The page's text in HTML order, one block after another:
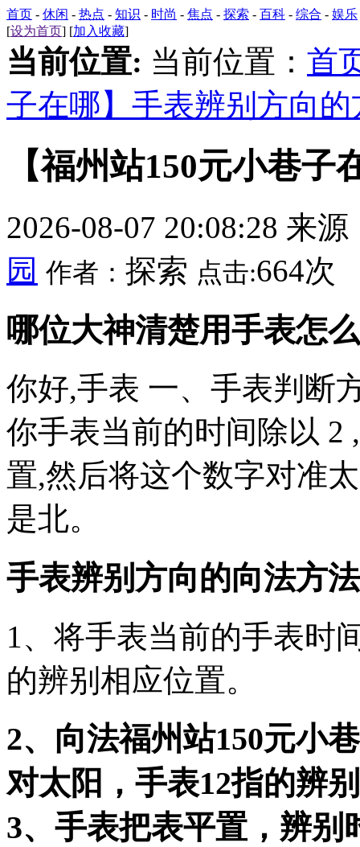
首页 - 休闲 - 热点 - 知识 - 时尚 - 焦点 - 探索 - 百科 - 综合 - 娱乐
[设为首页] [加入收藏]
当前位置: 当前位置： 首
子在哪】手表辨别方向的
【福州站150元小巷
2026-08-07 20:08:28 来源
园 作者： 探索 点击:664次
哪位大神清楚用手表怎
你好,手表 一、手表判断
你手表当前的时间除以 2
置,然后将这个数字对准
是北。
手表辨别方向的向法方
1、将手表当前的手表时
的辨别相应位置。
2、向法福州站150元小
对太阳，手表12指的辨
3、手表把表平置，辨别